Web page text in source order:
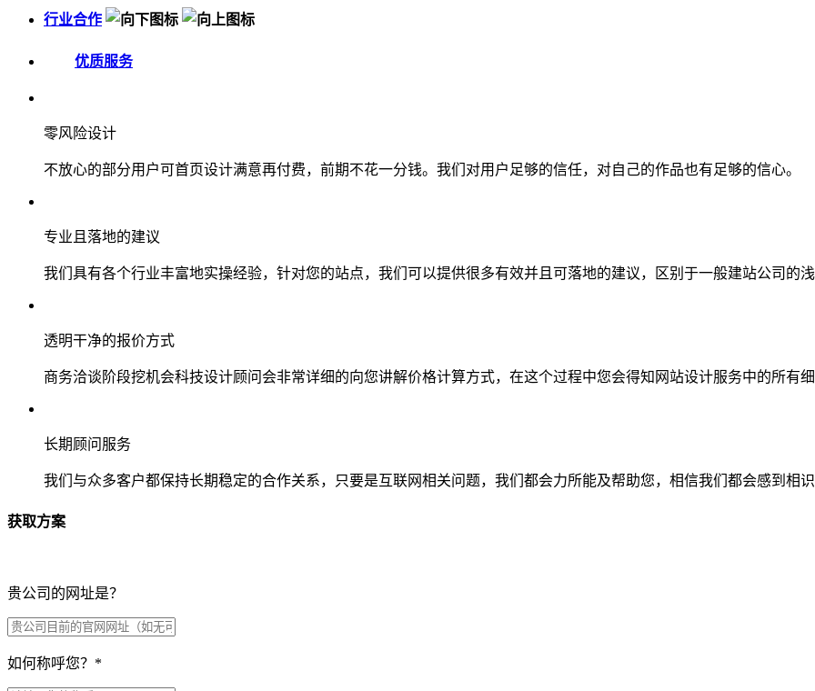
行业合作
优质服务
零风险设计
不放心的部分用户可首页设计满意再付费，前期不花一分钱。我们对用户足够的信任，对自己的作品也有足够的信心。
专业且落地的建议
我们具有各个行业丰富地实操经验，针对您的站点，我们可以提供很多有效并且可落地的建议，区别于一般建站公司的
透明干净的报价方式
商务洽谈阶段挖机会科技设计顾问会非常详细的向您讲解价格计算方式，在这个过程中您会得知网站设计服务中的所有
长期顾问服务
我们与众多客户都保持长期稳定的合作关系，只要是互联网相关问题，我们都会力所能及帮助您，相信我们都会感到相
获取方案
贵公司的网址是？
如何称呼您？ *